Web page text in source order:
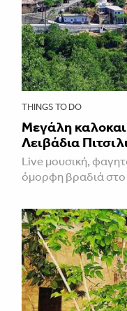
THINGS TO DO
Μεγάλη
Λειβάδια
Live μουσική,
όμορφη βραδιά στο